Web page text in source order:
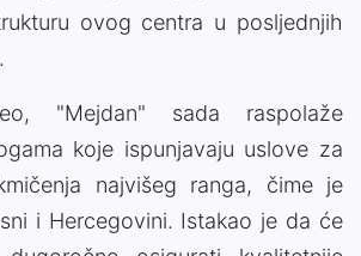
ovog centra u posljednjih
"Mejdan" sada raspolaže
koje ispunjavaju uslove za
najvišeg ranga, čime je
i Hercegovini. Istakao je da će